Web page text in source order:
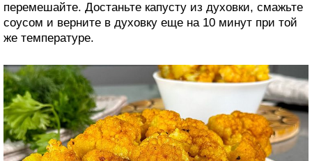
перемешайте. Достаньте капусту из духовки, смажьте
соусом и верните в духовку еще на 10 минут при той
же температуре.